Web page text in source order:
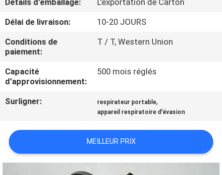
CONTRÔLE
DE
QUALITÉ
COMPANY
NEWS
PLAN
DU
SITE
Détails d'emballage:
L'exportation de Carton
Délai de livraison:
10-20 JOURS
Conditions de
paiement:
T / T, Western Union
Capacité
d'approvisionnement:
500 mois réglés
Surligner: respirateur portable,
appareil respiratoire d'évasion
MEILLEUR PRIX